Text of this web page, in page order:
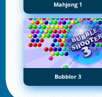
Mahjong 1
Bubblor 3